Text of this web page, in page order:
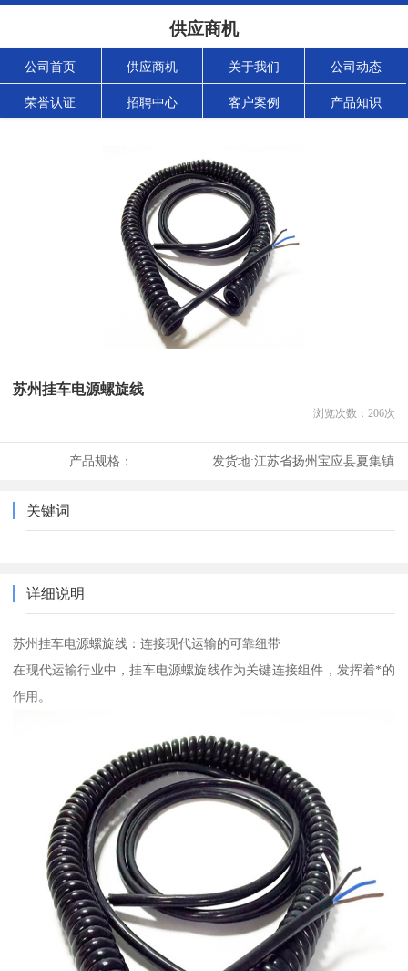
供应商机
公司首页 供应商机 关于我们 公司动态
荣誉认证 招聘中心 客户案例 产品知识
苏州挂车电源螺旋线
浏览次数： 206次
产品规格： 发货地:江苏省扬州宝应县夏集镇
关键词
详细说明
苏州挂车电源螺旋线：连接现代运输的可靠纽带
在现代运输行业中，挂车电源螺旋线作为关键连接组件，发挥着*的
作用。